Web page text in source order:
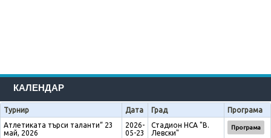
КАЛЕНДАР
Турнир Дата Град
Програма
Атлетиката търси таланти“ 23
май, 2026
2026-
05-23
Стадион НСА "В.
Левски"
Програма